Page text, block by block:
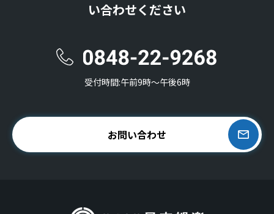
い合わせください
受付時間:午前9時〜午後6時
お問い合わせ